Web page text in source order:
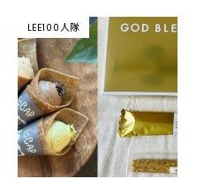
LEE100人隊